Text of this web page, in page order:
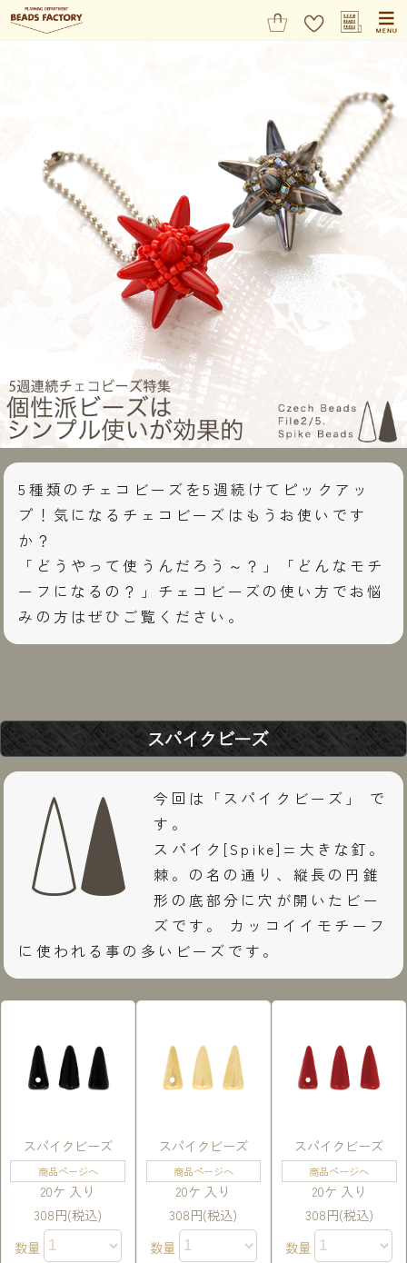
5種類のチェコビーズを5週続けてピックアッ
プ！気になるチェコビーズはもうお使いです
か？
「どうやって使うんだろう～？」「どんなモチ
ーフになるの？」チェコビーズの使い方でお悩
みの方はぜひご覧ください。
スパイクビーズ
今回は「スパイクビーズ」 で
す。
スパイク[Spike]=大きな釘。
棘。の名の通り、縦長の円錐
形の底部分に穴が開いたビー
ズです。 カッコイイモチーフ
に使われる事の多いビーズです。
スパイクビーズ
商品ページへ
20ケ 入り
308円(税込)
数量
スパイクビーズ
商品ページへ
20ケ 入り
308円(税込)
数量
スパイクビーズ
商品ページへ
20ケ 入り
308円(税込)
数量